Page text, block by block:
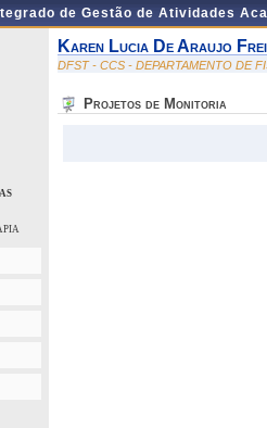
de Gestão de Atividades
Karen Lucia De Araujo
DFST - CCS - DEPARTAMENTO DE
Projetos de Monitoria